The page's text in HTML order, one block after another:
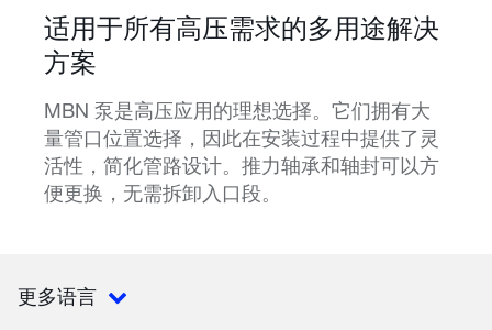
适用于所有高压需求的多用途解决
方案
MBN 泵是高压应用的理想选择。它们拥有大
量管口位置选择，因此在安装过程中提供了灵
活性，简化管路设计。推力轴承和轴封可以方
便更换，无需拆卸入口段。
更多语言